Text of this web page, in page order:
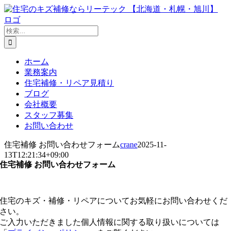
Skip
to
content
検
索
…
ホーム
業務案内
住宅補修・リペア見積り
ブログ
会社概要
スタッフ募集
お問い合わせ
住宅補修 お問い合わせフォームcrane2025-11-
13T12:21:34+09:00
住宅補修 お問い合わせフォーム
住宅のキズ・補修・リペアについてお気軽にお問い合わせくだ
さい。
ご入力いただきました個人情報に関する取り扱いについては